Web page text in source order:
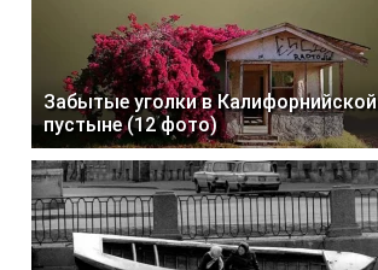
Забытые уголки в Калифорнийской
пустыне (12 фото)